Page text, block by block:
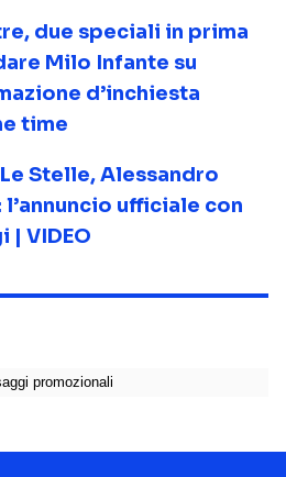
due speciali in prima
Milo Infante su
d’inchiesta
time
Stelle, Alessandro
ufficiale con
| VIDEO